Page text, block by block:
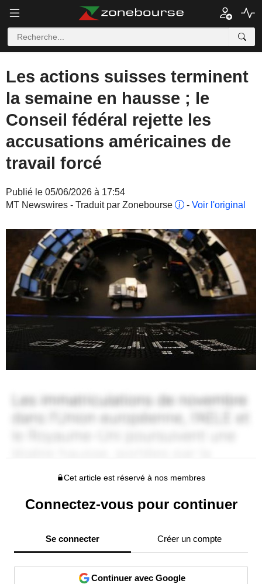
Les actions suisses terminent
la semaine en hausse ; le
Conseil fédéral rejette les
accusations américaines de
travail forcé
Publié le 05/06/2026 à 17:54
MT Newswires - Traduit par Zonebourse
- Voir l'original
Cet article est réservé à nos membres
Connectez-vous pour continuer
Se connecter Créer un compte
Continuer avec Google